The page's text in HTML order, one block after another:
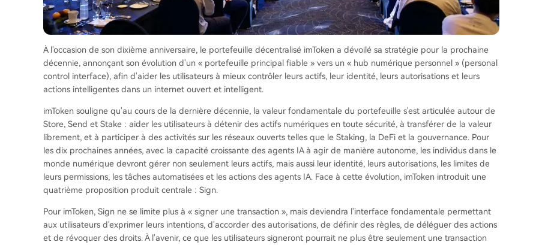
À l'occasion de son dixième anniversaire, le portefeuille décentralisé imToken a dévoilé sa stratégie pour la prochaine
décennie, annonçant son évolution d'un « portefeuille principal fiable » vers un « hub numérique personnel » (personal
control interface), afin d'aider les utilisateurs à mieux contrôler leurs actifs, leur identité, leurs autorisations et leurs
actions intelligentes dans un internet ouvert et intelligent.
imToken souligne qu'au cours de la dernière décennie, la valeur fondamentale du portefeuille s'est articulée autour de
Store, Send et Stake : aider les utilisateurs à détenir des actifs numériques en toute sécurité, à transférer de la valeur
librement, et à participer à des activités sur les réseaux ouverts telles que le Staking, la DeFi et la gouvernance. Pour
les dix prochaines années, avec la capacité croissante des agents IA à agir de manière autonome, les individus dans le
monde numérique devront gérer non seulement leurs actifs, mais aussi leur identité, leurs autorisations, les limites de
leurs permissions, les tâches automatisées et les actions des agents IA. Face à cette évolution, imToken introduit une
quatrième proposition produit centrale : Sign.
Pour imToken, Sign ne se limite plus à « signer une transaction », mais deviendra l'interface fondamentale permettant
aux utilisateurs d'exprimer leurs intentions, d'accorder des autorisations, de définir des règles, de déléguer des actions
et de révoquer des droits. À l'avenir, ce que les utilisateurs signeront pourrait ne plus être seulement une transaction